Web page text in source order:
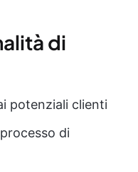
di
potenziali clienti
di